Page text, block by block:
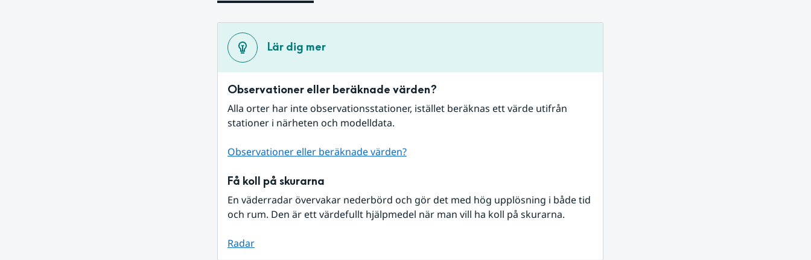
Lär dig mer
Observationer eller beräknade värden?
Alla orter har inte observationsstationer, istället beräknas ett värde utifrån
stationer i närheten och modelldata.
Observationer eller beräknade värden?
Få koll på skurarna
En väderradar övervakar nederbörd och gör det med hög upplösning i både tid
och rum. Den är ett värdefullt hjälpmedel när man vill ha koll på skurarna.
Radar